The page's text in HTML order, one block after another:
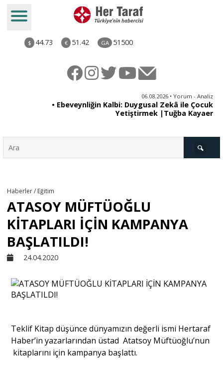
$ 44.73 € 51.42 GA 51500
06.08.2026 • Yorum - Analiz
• Ebeveynliğin Kalbi: Duygusal Zekâ ile Çocuk
Yetiştirmek |Tuğba Kayaer
Derkenar
Kültür - Sanat
Dünya
Haberler / Eğitim
ATASOY MÜFTÜOĞLU
KİTAPLARI İÇİN KAMPANYA
BAŞLATILDI!
24.04.2020
Teklif Kitap düşünce dünyamızın değerli ismi Hertaraf
Haber’in yazarlarından üstad Atatsoy Müftüoğlu’nun
kitaplarını için kampanya başlattı.